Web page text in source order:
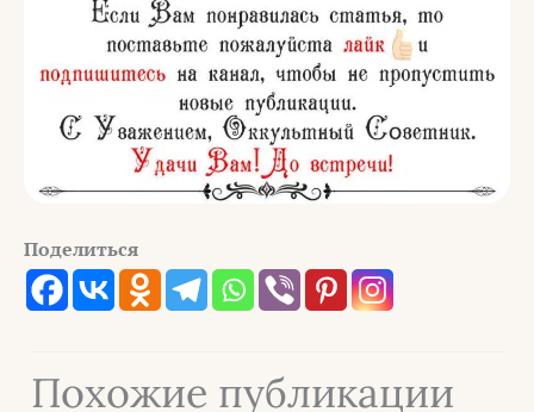
Поделиться
Похожие публикации